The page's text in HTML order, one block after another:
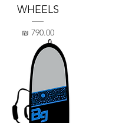
WHEELS
מחיר‏790.00 ‏₪